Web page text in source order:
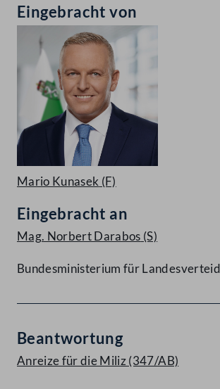
Eingebracht von
Mario Kunasek (F)
Eingebracht an
Mag. Norbert Darabos (S)
Bundesministerium für
Beantwortung
Anreize für die Miliz (347/AB)